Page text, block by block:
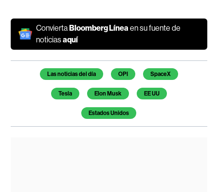
ConviertaBloomberg Línea en su fuente de
noticiasaquí
Temas de este artículo
Las noticias del día OPI SpaceX
Tesla Elon Musk EE UU
Estados Unidos